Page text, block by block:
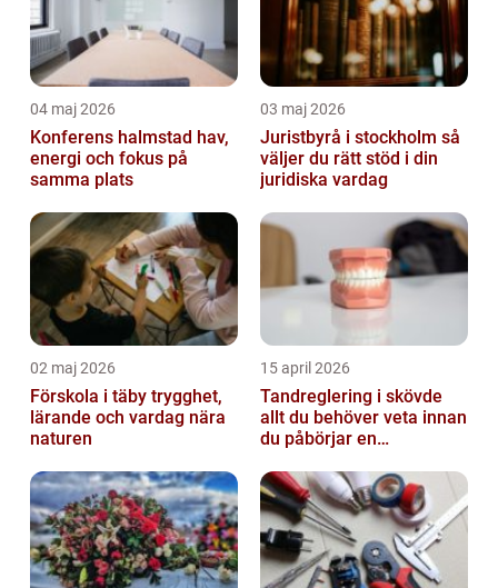
04 maj 2026
Konferens halmstad hav,
energi och fokus på
samma plats
03 maj 2026
Juristbyrå i stockholm så
väljer du rätt stöd i din
juridiska vardag
02 maj 2026
Förskola i täby trygghet,
lärande och vardag nära
naturen
15 april 2026
Tandreglering i skövde
allt du behöver veta innan
du påbörjar en